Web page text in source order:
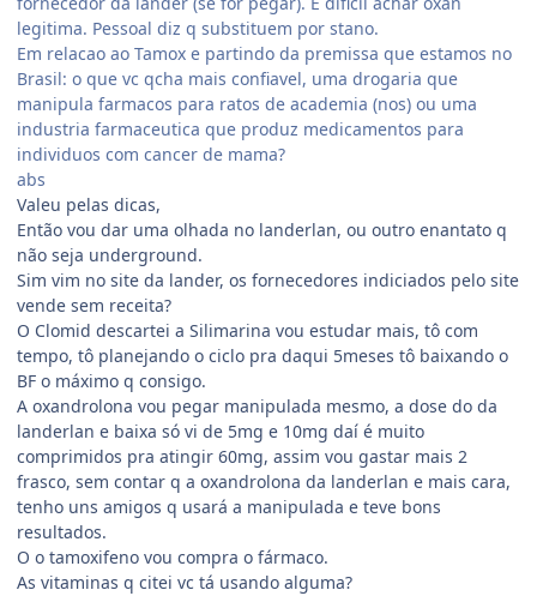
legitima. Pessoal diz q substituem por stano.
Em relacao ao Tamox e partindo da premissa que estamos no
Brasil: o que vc qcha mais confiavel, uma drogaria que
manipula farmacos para ratos de academia (nos) ou uma
industria farmaceutica que produz medicamentos para
individuos com cancer de mama?
abs
Valeu pelas dicas,
Então vou dar uma olhada no landerlan, ou outro enantato q
não seja underground.
Sim vim no site da lander, os fornecedores indiciados pelo site
vende sem receita?
O Clomid descartei a Silimarina vou estudar mais, tô com
tempo, tô planejando o ciclo pra daqui 5meses tô baixando o
BF o máximo q consigo.
A oxandrolona vou pegar manipulada mesmo, a dose do da
landerlan e baixa só vi de 5mg e 10mg daí é muito
comprimidos pra atingir 60mg, assim vou gastar mais 2
frasco, sem contar q a oxandrolona da landerlan e mais cara,
tenho uns amigos q usará a manipulada e teve bons
resultados.
O o tamoxifeno vou compra o fármaco.
As vitaminas q citei vc tá usando alguma?